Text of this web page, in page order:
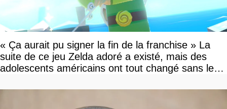
« Ça aurait pu signer la fin de la franchise » La
suite de ce jeu Zelda adoré a existé, mais des
adolescents américains ont tout changé sans le